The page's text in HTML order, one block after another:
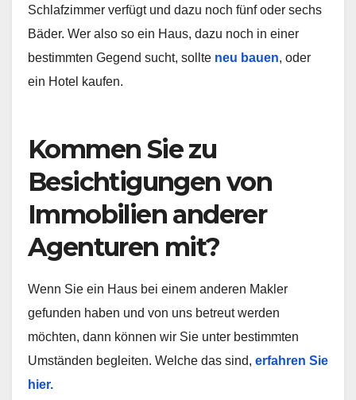
Schlafzimmer verfügt und dazu noch fünf oder sechs
Bäder. Wer also so ein Haus, dazu noch in einer
bestimmten Gegend sucht, sollte neu bauen, oder
ein Hotel kaufen.
Kommen Sie zu
Besichtigungen von
Immobilien anderer
Agenturen mit?
Wenn Sie ein Haus bei einem anderen Makler
gefunden haben und von uns betreut werden
möchten, dann können wir Sie unter bestimmten
Umständen begleiten. Welche das sind, erfahren Sie
hier.